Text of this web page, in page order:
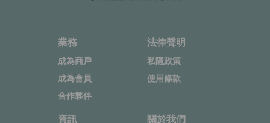
業務
成為商戶
成為會員
合作夥伴
法律聲明
私隱政策
使用條款
資訊 關於我們